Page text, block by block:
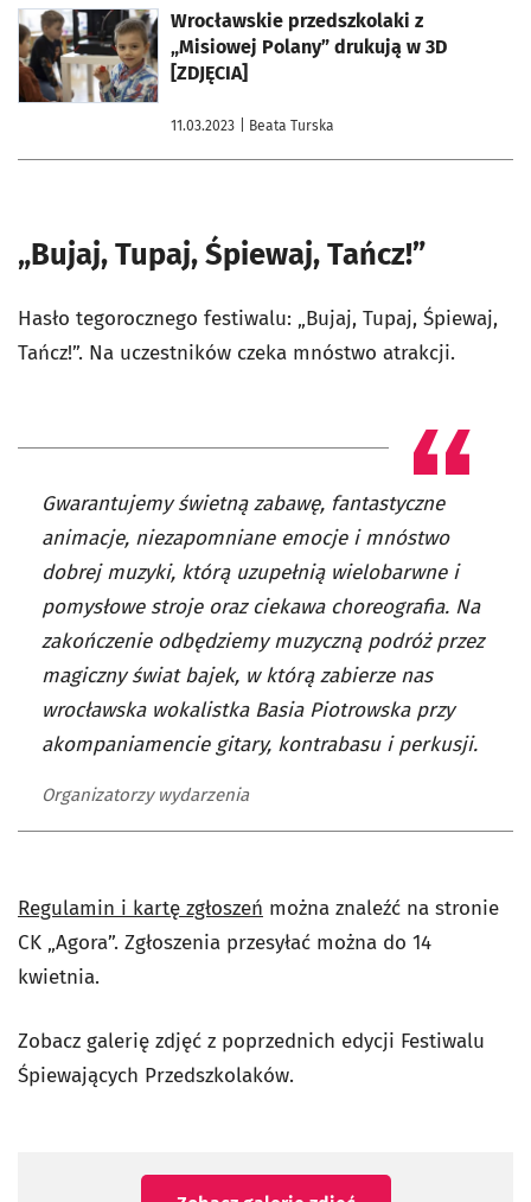
Wrocławskie przedszkolaki z
„Misiowej Polany” drukują w 3D
[ZDJĘCIA]
11.03.2023 | Beata Turska
otworzy się w nowej karcie
„Bujaj, Tupaj, Śpiewaj, Tańcz!”
Hasło tegorocznego festiwalu: „Bujaj, Tupaj, Śpiewaj,
Tańcz!”. Na uczestników czeka mnóstwo atrakcji.
Gwarantujemy świetną zabawę, fantastyczne
animacje, niezapomniane emocje i mnóstwo
dobrej muzyki, którą uzupełnią wielobarwne i
pomysłowe stroje oraz ciekawa choreografia. Na
zakończenie odbędziemy muzyczną podróż przez
magiczny świat bajek, w którą zabierze nas
wrocławska wokalistka Basia Piotrowska przy
akompaniamencie gitary, kontrabasu i perkusji.
Organizatorzy wydarzenia
Regulamin i kartę zgłoszeń można znaleźć na stronie
CK „Agora”. Zgłoszenia przesyłać można do 14
kwietnia.
Zobacz galerię zdjęć z poprzednich edycji Festiwalu
Śpiewających Przedszkolaków.